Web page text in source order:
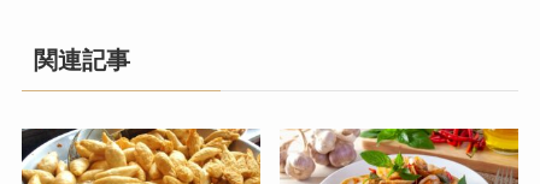
関連記事